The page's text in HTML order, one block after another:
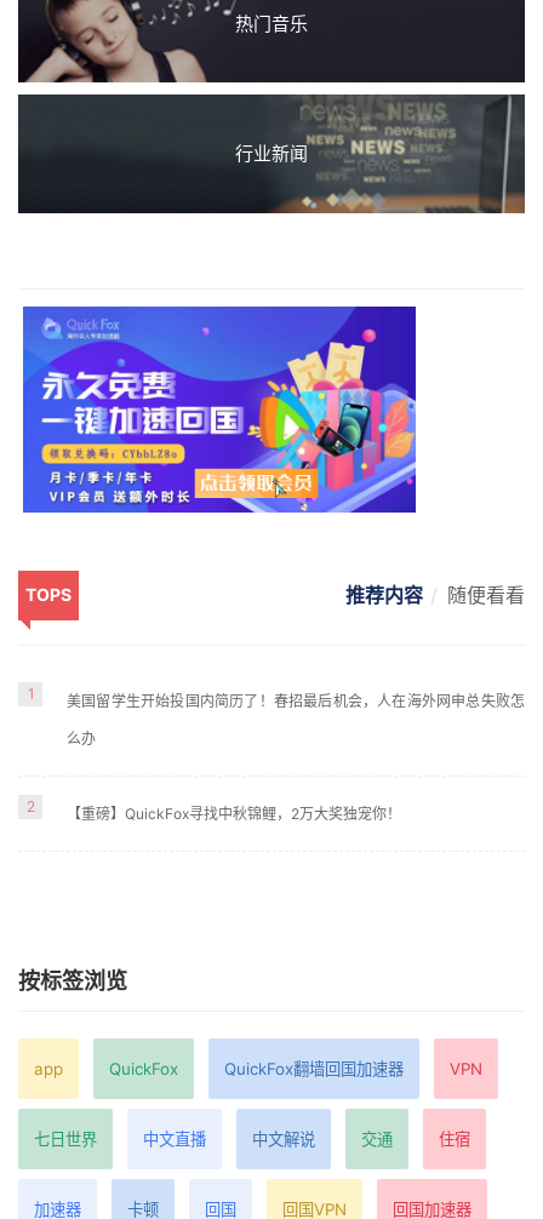
热门音乐
行业新闻
TOPS 推荐内容 随便看看
1 美国留学生开始投国内简历了！春招最后机会，人在海外网申总失败怎
么办
2 【重磅】QuickFox寻找中秋锦鲤，2万大奖独宠你！
按标签浏览
app QuickFox QuickFox翻墙回国加速器 VPN
七日世界 中文直播 中文解说 交通 住宿
加速器 卡顿 回国 回国VPN 回国加速器